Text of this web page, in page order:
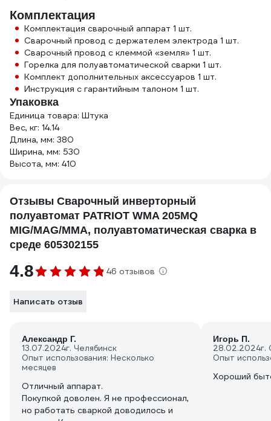
Комплектация
Комплектация сварочный аппарат 1 шт.
Сварочный провод с держателем электрода 1 шт.
Сварочный провод с клеммой «земля» 1 шт.
Горелка для полуавтоматической сварки 1 шт.
Комплект дополнительных аксессуаров 1 шт.
Инструкция с гарантийным талоном 1 шт.
Упаковка
Единица товара: Штука
Вес, кг: 14.14
Длина, мм: 380
Ширина, мм: 530
Высота, мм: 410
Отзывы Сварочный инверторный
полуавтомат PATRIOT WMA 205MQ
MIG/MAG/MMA, полуавтоматическая сварка в
среде 605302155
4.8 46 отзывов
Написать отзыв
Александр Г.
13.07.2024г. Челябинск
Опыт использования: Несколько
месяцев
Отличный аппарат.
Покупкой доволен. Я не профессионал,
но работать сваркой доводилось и
Игорь П.
28.02.2024г.
Опыт
Хороший